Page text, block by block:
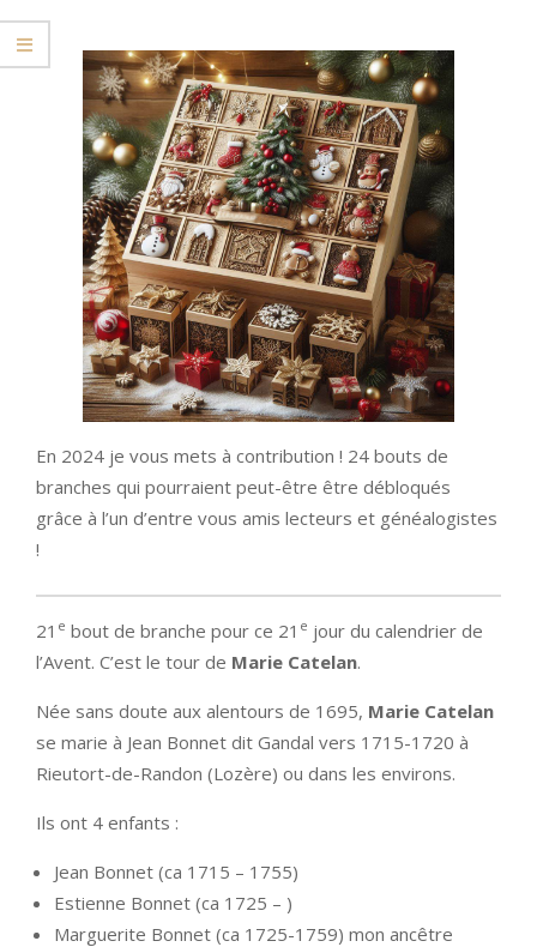
En 2024 je vous mets à contribution ! 24 bouts de
branches qui pourraient peut-être être débloqués
grâce à l’un d’entre vous amis lecteurs et généalogistes
!
21 e bout de branche pour ce 21 e jour du calendrier de
l’Avent. C’est le tour de Marie Catelan.
Née sans doute aux alentours de 1695, Marie Catelan
se marie à Jean Bonnet dit Gandal vers 1715-1720 à
Rieutort-de-Randon (Lozère) ou dans les environs.
Ils ont 4 enfants :
Jean Bonnet (ca 1715 – 1755)
Estienne Bonnet (ca 1725 – )
Marguerite Bonnet (ca 1725-1759) mon ancêtre